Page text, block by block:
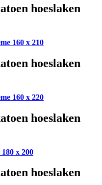
hoeslaken
160 x 210
hoeslaken
160 x 220
hoeslaken
x 200
hoeslaken